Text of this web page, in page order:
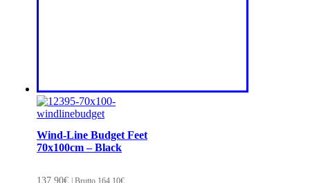
Wind-Line Budget Feet
70x100cm – Black
137,90€